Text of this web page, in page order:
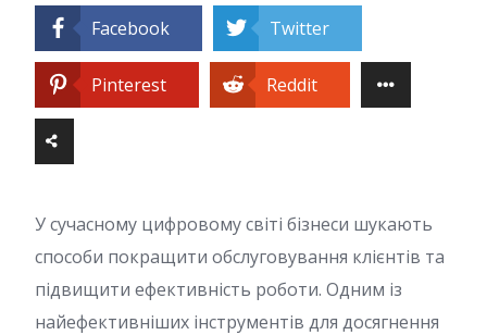
Facebook Twitter
Pinterest Reddit
У сучасному цифровому світі бізнеси шукають
способи покращити обслуговування клієнтів та
підвищити ефективність роботи. Одним із
найефективніших інструментів для досягнення